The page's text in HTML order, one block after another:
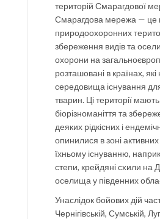
територій Смарагдової
Смарагдова мережа — це
природоохоронних
збереження видів та
охорони на
розташовані в країнах,
середовища існування
тварин. Ці території
біорізноманіття та
деяких рідкісних і
опинилися в зоні
їхньому існуванню,
степи, крейдяні схили на
оселища у південних
Унаслідок бойових дій
Чернігівській, Сумській,